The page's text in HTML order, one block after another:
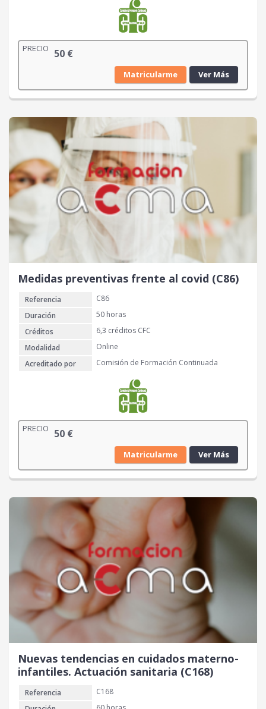
PRECIO 50 €
Matricularme Ver Más
Medidas preventivas frente al covid (C86)
Referencia
C86
Duración
50 horas
Créditos
6,3 créditos CFC
Modalidad
Online
Acreditado por
Comisión de Formación Continuada
PRECIO 50 €
Matricularme Ver Más
Nuevas tendencias en cuidados materno-
infantiles. Actuación sanitaria (C168)
Referencia
C168